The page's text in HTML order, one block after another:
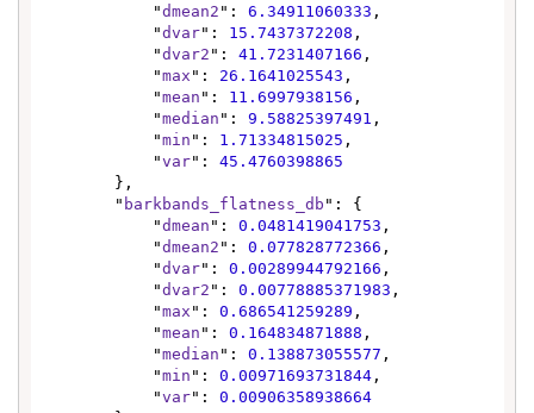
            "
dmean2 ": 6.34911060333 ,
            "
dvar": 15.7437372208 ,
            "
dvar2 ": 41.7231407166 ,
            "
max ": 26.1641025543 ,
            "
mean ": 11.6997938156 ,
            "
median ": 9.58825397491 ,
            "
min ": 1.71334815025 ,
            "
var": 45.4760398865
        "
barkbands_flatness_db ": {
            "
dmean ": 0.0481419041753 ,
            "
dmean2 ": 0.077828772366 ,
            "
dvar": 0.00289944792166 ,
            "
dvar2 ": 0.00778885371983 ,
            "
max ": 0.686541259289 ,
            "
mean ": 0.164834871888 ,
            "
median ": 0.138873055577 ,
            "
min ": 0.00971693731844 ,
            "
var": 0.00906358938664